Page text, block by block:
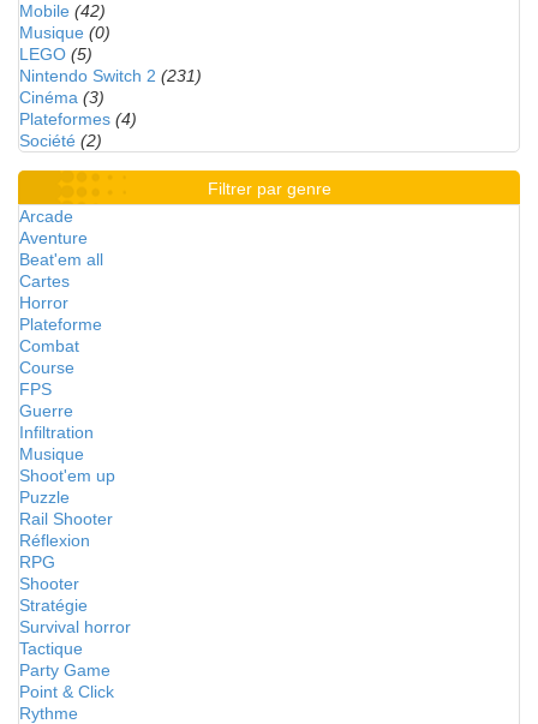
Mobile (42)
Musique (0)
LEGO (5)
Nintendo Switch 2 (231)
Cinéma (3)
Plateformes (4)
Société (2)
Filtrer par genre
Arcade
Aventure
Beat'em all
Cartes
Horror
Plateforme
Combat
Course
FPS
Guerre
Infiltration
Musique
Shoot'em up
Puzzle
Rail Shooter
Réflexion
RPG
Shooter
Stratégie
Survival horror
Tactique
Party Game
Point & Click
Rythme